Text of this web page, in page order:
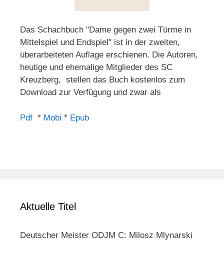
Das Schachbuch "Dame gegen zwei Türme in
Mittelspiel und Endspiel" ist in der zweiten,
überarbeiteten Auflage erschienen. Die Autoren,
heutige und ehemalige Mitglieder des SC
Kreuzberg, stellen das Buch kostenlos zum
Download zur Verfügung und zwar als
Pdf * Mobi * Epub
Aktuelle Titel
Deutscher Meister ODJM C: Milosz Mlynarski